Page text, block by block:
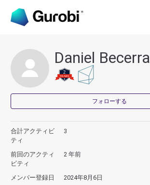
Daniel Becerra
フォローする
合計アクティビ
ティ
3
前回のアクティ
ビティ
2 年前
メンバー登録日
2024年8月6日